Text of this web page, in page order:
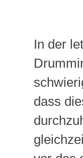
In der
dass